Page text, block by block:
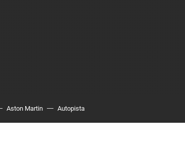
Aston Martin Autopista